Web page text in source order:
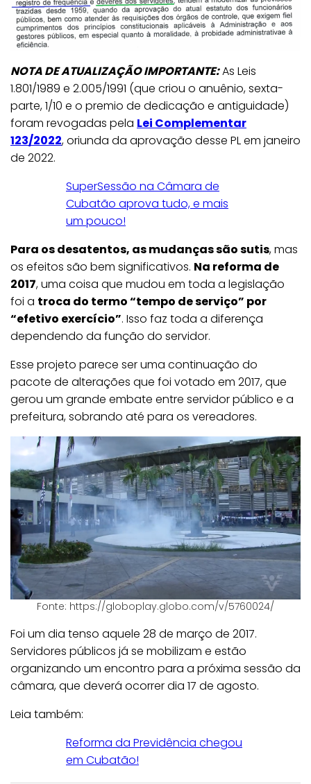
NOTA DE ATUALIZAÇÃO IMPORTANTE:As Leis
1.801/1989 e 2.005/1991 (que criou o anuênio, sexta-
parte, 1/10 e o premio de dedicação e antiguidade)
foram revogadas pela Lei Complementar
123/2022, oriunda da aprovação desse PL em janeiro
de 2022.
SuperSessão na Câmara de
Cubatão aprova tudo, e mais
um pouco!
Para os desatentos, as mudanças são sutis, mas
os efeitos são bem significativos. Na reforma de
2017, uma coisa que mudou em toda a legislação
foi a troca do termo “tempo de serviço” por
“efetivo exercício”. Isso faz toda a diferença
dependendo da função do servidor.
Esse projeto parece ser uma continuação do
pacote de alterações que foi votado em 2017, que
gerou um grande embate entre servidor público e a
prefeitura, sobrando até para os vereadores.
Fonte: https://globoplay.globo.com/v/5760024/
Foi um dia tenso aquele 28 de março de 2017.
Servidores públicos já se mobilizam e estão
organizando um encontro para a próxima sessão da
câmara, que deverá ocorrer dia 17 de agosto.
Leia também:
Reforma da Previdência chegou
em Cubatão!